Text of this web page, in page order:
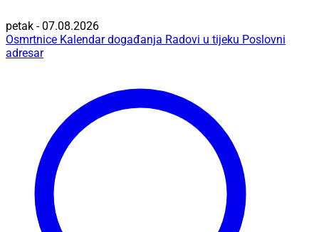
petak - 07.08.2026
Osmrtnice Kalendar događanja Radovi u tijeku Poslovni
adresar